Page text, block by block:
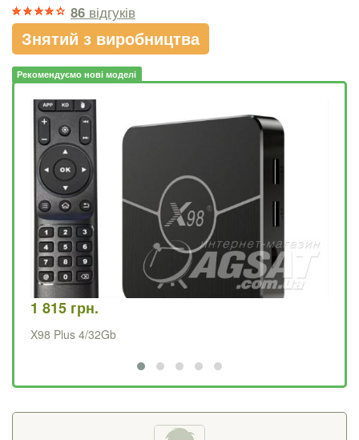
86 відгуків
Знятий з виробництва
Рекомендуємо нові моделі
1 815 грн.
X98 Plus 4/32Gb